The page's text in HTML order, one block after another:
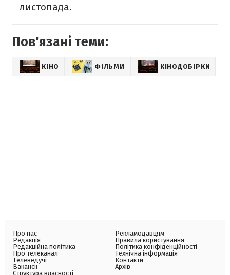
листопада.
Пов'язані теми:
КІНО ФІЛЬМИ КІНОДОБІРКИ
Про нас
Редакція
Редакційна політика
Про телеканал
Телеведучі
Вакансії
Структура власності
Рекламодавцям
Правила користування
Політика конфіденційності
Технічна інформація
Контакти
Архів